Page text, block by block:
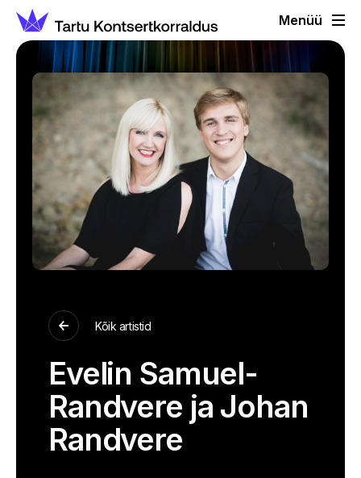
Menüü
Kõik artistid
Evelin Samuel-
Randvere ja Johan
Randvere